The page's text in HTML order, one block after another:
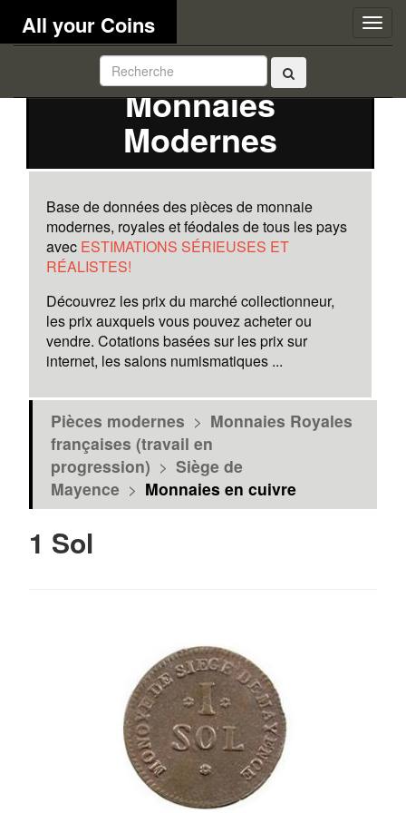
All your Coins
Monnaies
Modernes
Base de données des pièces de monnaie
modernes, royales et féodales de tous les pays
avec ESTIMATIONS SÉRIEUSES ET
RÉALISTES!
Découvrez les prix du marché collectionneur,
les prix auxquels vous pouvez acheter ou
vendre. Cotations basées sur les prix sur
internet, les salons numismatiques ...
Pièces modernes > Monnaies Royales
françaises (travail en
progression) > Siège de
Mayence > Monnaies en cuivre
1 Sol